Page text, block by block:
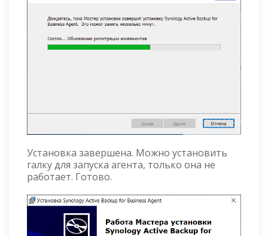
Установка завершена. Можно установить
галку для запуска агента, только она не
работает. Готово.